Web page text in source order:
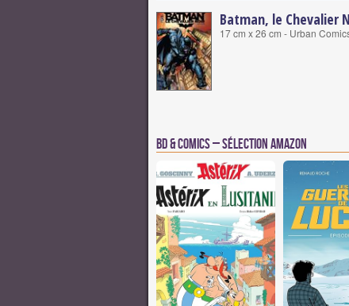
Batman, le Chevalier
17 cm x 26 cm - Urban
BD & Comics – Sélection Amazon